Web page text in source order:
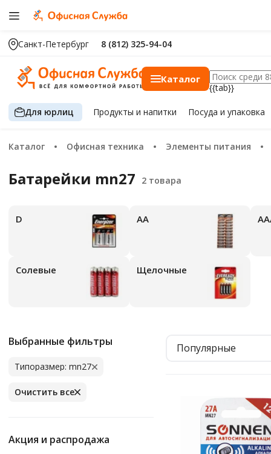
Санкт-Петербург 8 (812) 325-94-04
Каталог
{{tab}}
Для юрлиц Продуктыи напитки Посуда и упаковка
Каталог Офисная техника Элементы питания
Батарейки mn27
D АА
Солевые Щелочные
Выбранные фильтры
Типоразмер: mn27
Очистить все
Акция и распродажа
Популярные